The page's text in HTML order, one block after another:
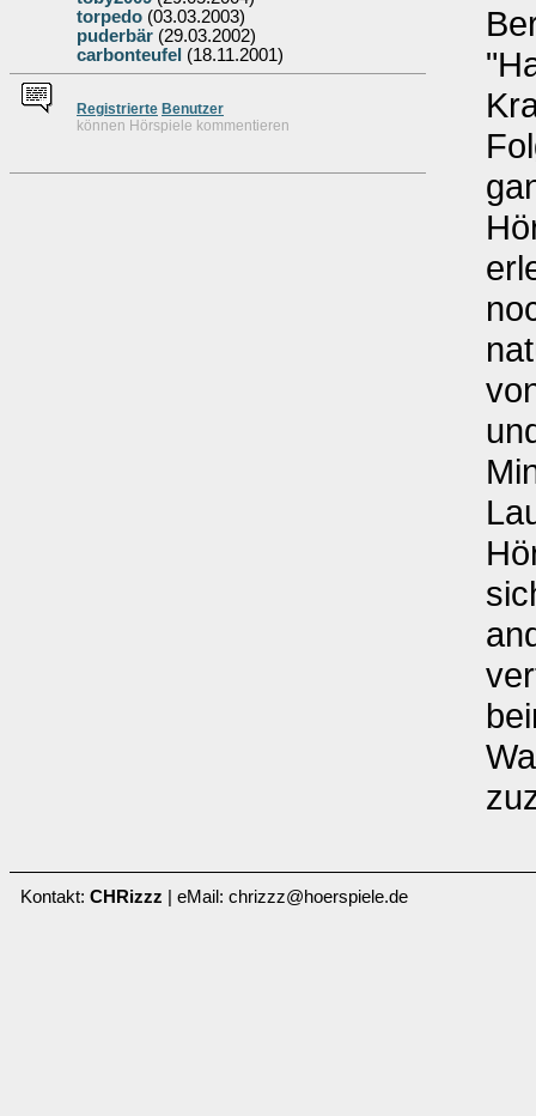
torpedo (03.03.2003)
puderbär (29.03.2002)
carbonteufel (18.11.2001)
Registrierte Benutzer
können Hörspiele kommentieren
Kontakt: CHRizzz | eMail: chrizzz@hoerspiele.de